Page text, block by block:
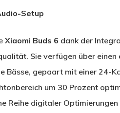
Setup
Xiaomi Buds 6 dank der
Sie verfügen über einen
Bässe, gepaart mit einer 24-
um 30 Prozent
Reihe digitaler